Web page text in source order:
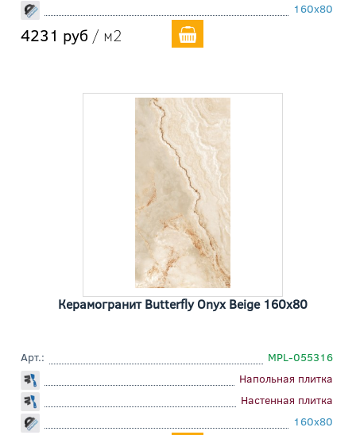
160x80
4231 руб / м2
Керамогранит Butterfly Onyx Beige 160x80
Арт.:
MPL-055316
Напольная плитка
Настенная плитка
160x80